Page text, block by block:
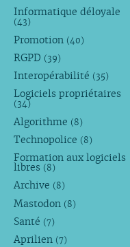
Informatique déloyale
(43)
Promotion (40)
RGPD (39)
Interopérabilité (35)
Logiciels propriétaires
(34)
Algorithme (8)
Technopolice (8)
Formation aux logiciels
libres (8)
Archive (8)
Mastodon (8)
Santé (7)
Aprilien (7)